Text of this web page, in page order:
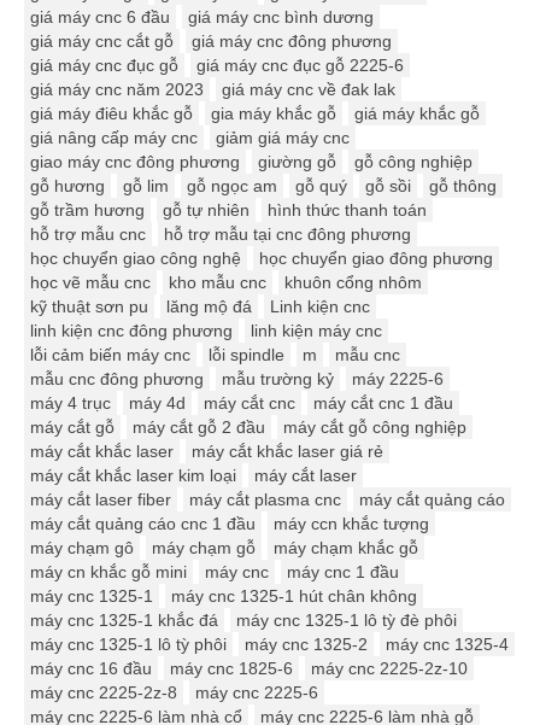
giá máy cnc 6 đầu
giá máy cnc bình dương
giá máy cnc cắt gỗ
giá máy cnc đông phương
giá máy cnc đục gỗ
giá máy cnc đục gỗ 2225-6
giá máy cnc năm 2023
giá máy cnc về đak lak
giá máy điêu khắc gỗ
gia máy khắc gỗ
giá máy khắc gỗ
giá nâng cấp máy cnc
giảm giá máy cnc
giao máy cnc đông phương
giường gỗ
gỗ công nghiệp
gỗ hương
gỗ lim gỗ ngọc am gỗ quý gỗ sồi
gỗ thông
gỗ trầm hương
gỗ tự nhiên
hình thức thanh toán
hỗ trợ mẫu cnc
hỗ trợ mẫu tại cnc đông phương
học chuyển giao công nghệ
học chuyển giao đông phương
học vẽ mẫu cnc
kho mẫu cnc
khuôn cổng nhôm
kỹ thuật sơn pu
lăng mộ đá
Linh kiện cnc
linh kiện cnc đông phương
linh kiện máy cnc
lỗi cảm biến máy cnc
lỗi spindle m
mẫu cnc
mẫu cnc đông phương
mẫu trường kỷ
máy 2225-6
máy 4 trục
máy 4d máy cắt cnc
máy cắt cnc 1 đầu
máy cắt gỗ
máy cắt gỗ 2 đầu
máy cắt gỗ công nghiệp
máy cắt khắc laser
máy cắt khắc laser giá rẻ
máy cắt khắc laser kim loại
máy cắt laser
máy cắt laser fiber
máy cắt plasma cnc
máy cắt quảng cáo
máy cắt quảng cáo cnc 1 đầu
máy ccn khắc tượng
máy chạm gô
máy chạm gỗ
máy chạm khắc gỗ
máy cn khắc gỗ mini
máy cnc
máy cnc 1 đầu
máy cnc 1325-1
máy cnc 1325-1 hút chân không
máy cnc 1325-1 khắc đá
máy cnc 1325-1 lô tỳ đè phôi
máy cnc 1325-1 lô tỳ phôi
máy cnc 1325-2
máy cnc 1325-4
máy cnc 16 đầu
máy cnc 1825-6
máy cnc 2225-2z-10
máy cnc 2225-2z-8
máy cnc 2225-6
máy cnc 2225-6 làm nhà cổ
máy cnc 2225-6 làm nhà gỗ